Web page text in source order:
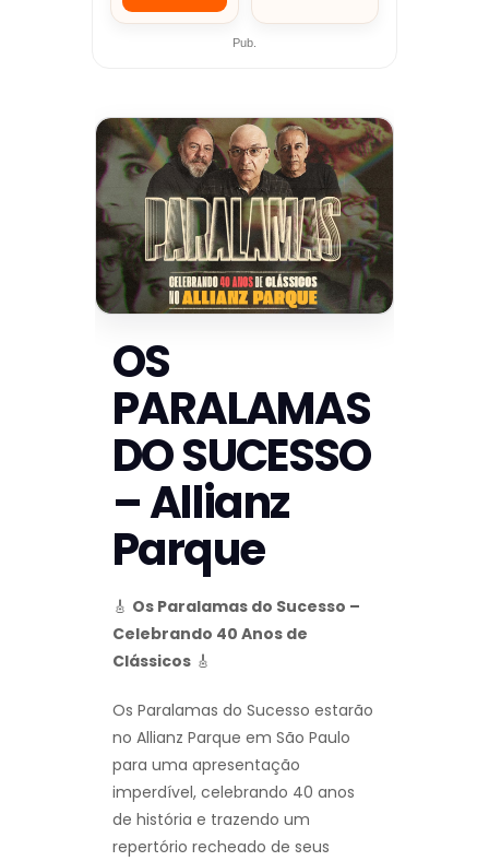
Pub.
OS
PARALAMAS
DO SUCESSO
– Allianz
Parque
🎸 Os Paralamas do Sucesso –
Celebrando 40 Anos de
Clássicos 🎸
Os Paralamas do Sucesso estarão
no Allianz Parque em São Paulo
para uma apresentação
imperdível, celebrando 40 anos
de história e trazendo um
repertório recheado de seus